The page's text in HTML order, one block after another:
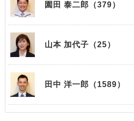
園田 泰二郎（379）
山本 加代子（25）
田中 洋一郎（1589）